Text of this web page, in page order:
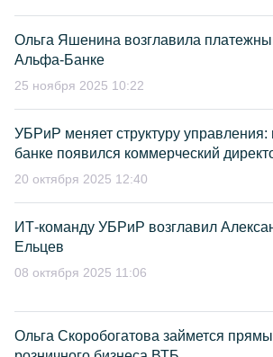
Ольга Яшенина возглавила
Альфа-Банке
25 ноября 2025 10:22
УБРиР меняет структуру управления:
банке появился коммерческий
20 октября 2025 12:40
ИТ-команду УБРиР возглавил
Ельцев
08 октября 2025 11:06
Ольга Скоробогатова займется